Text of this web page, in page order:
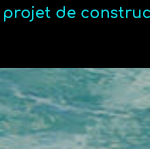
projet de